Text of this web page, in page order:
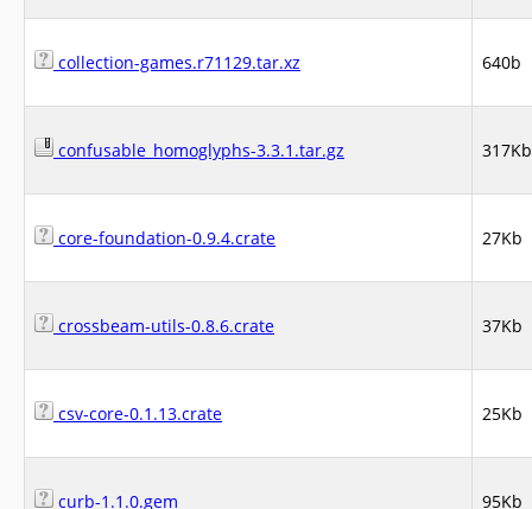
collection-games.r71129.tar.xz 640b
confusable_homoglyphs-3.3.1.tar.gz 317Kb
core-foundation-0.9.4.crate 27Kb
crossbeam-utils-0.8.6.crate 37Kb
csv-core-0.1.13.crate 25Kb
curb-1.1.0.gem 95Kb